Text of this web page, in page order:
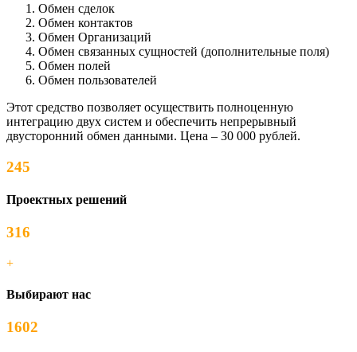
Обмен сделок
Обмен контактов
Обмен Организаций
Обмен связанных сущностей (дополнительные поля)
Обмен полей
Обмен пользователей
Этот средство позволяет осуществить полноценную
интеграцию двух систем и обеспечить непрерывный
двусторонний обмен данными. Цена – 30 000 рублей.
245
Проектных решений
316
+
Выбирают нас
1602